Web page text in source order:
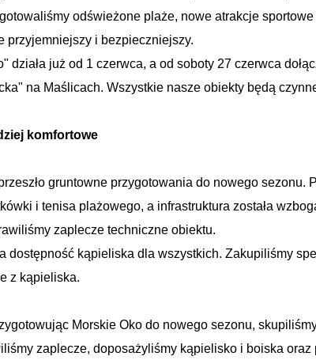
odświeżone plaże, nowe atrakcje
przyjemniejszy i bezpieczniejszy.
działa już od 1 czerwca, a od soboty 27 czerwca
na Maślicach. Wszystkie nasze obiekty będą
komfortowe
gruntowne przygotowania do nowego sezonu.
i tenisa plażowego, a infrastruktura została
zaplecze techniczne obiektu.
dostępność kąpieliska dla wszystkich. Zakupiliśmy
z kąpieliska.
Morskie Oko do nowego sezonu,
zaplecze, doposażyliśmy kąpielisko i boiska